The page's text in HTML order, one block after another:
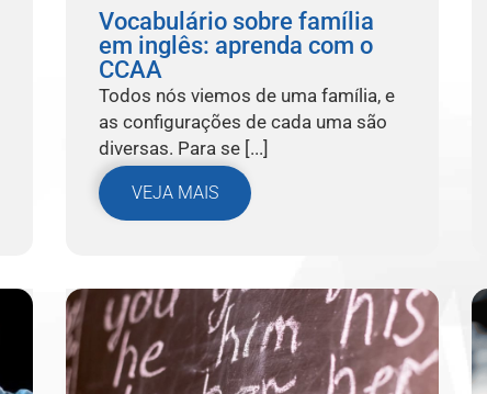
Vocabulário sobre família
em inglês: aprenda com o
CCAA
Todos nós viemos de uma família, e
as configurações de cada uma são
diversas. Para se [...]
VEJA MAIS